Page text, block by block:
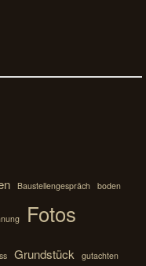
Baustellengespräch boden
Fotos
Grundstück gutachten